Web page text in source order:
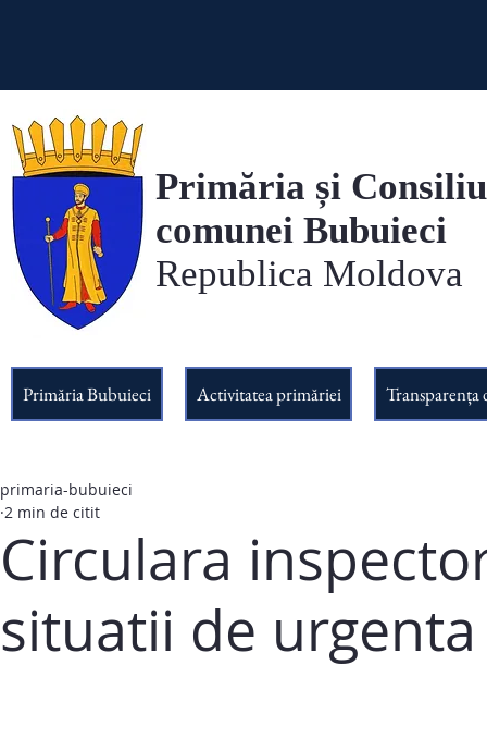
Primăria și
comunei Bubuieci
Republica Moldova
Primăria Bubuieci Activitatea primăriei Transparența
Circulara
situatii de
primaria-bubuieci
2 min de citit